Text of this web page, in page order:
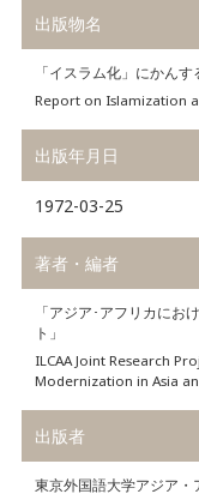
出版物名
「イスラム化」にかん
Report on Islamization
出版年月日
1972-03-25
著者・編者
「アジア･アフリカにお
ト」
ILCAA Joint Research
Modernization in Asia
出版者
東京外国語大学アジア